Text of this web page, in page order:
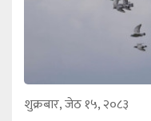
शुक्रबार, जेठ १५, २०८३